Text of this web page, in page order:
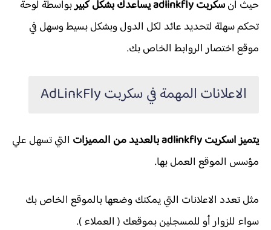
حيث أنسكربت adlinkfly يساعدك بشكل كبير
بواسطة لوحة
تحكم سهلة لتحديد عائد لكل الدول وبشكل بسيط وسهل في
موقع اختصار الروابط الخاص بك.
الاعلانات المهمة في سكربت AdLinkFly
يتميز اسكربت adlinkfly بالعديد من المميزات
التي تسهل علي
مؤسس الموقع العمل بها.
مثل تعدد الاعلانات التي يمكنك وضعها بالموقع الخاص بك
سواء للزوار أو للمسجلين بموقعك ( العملاء ).